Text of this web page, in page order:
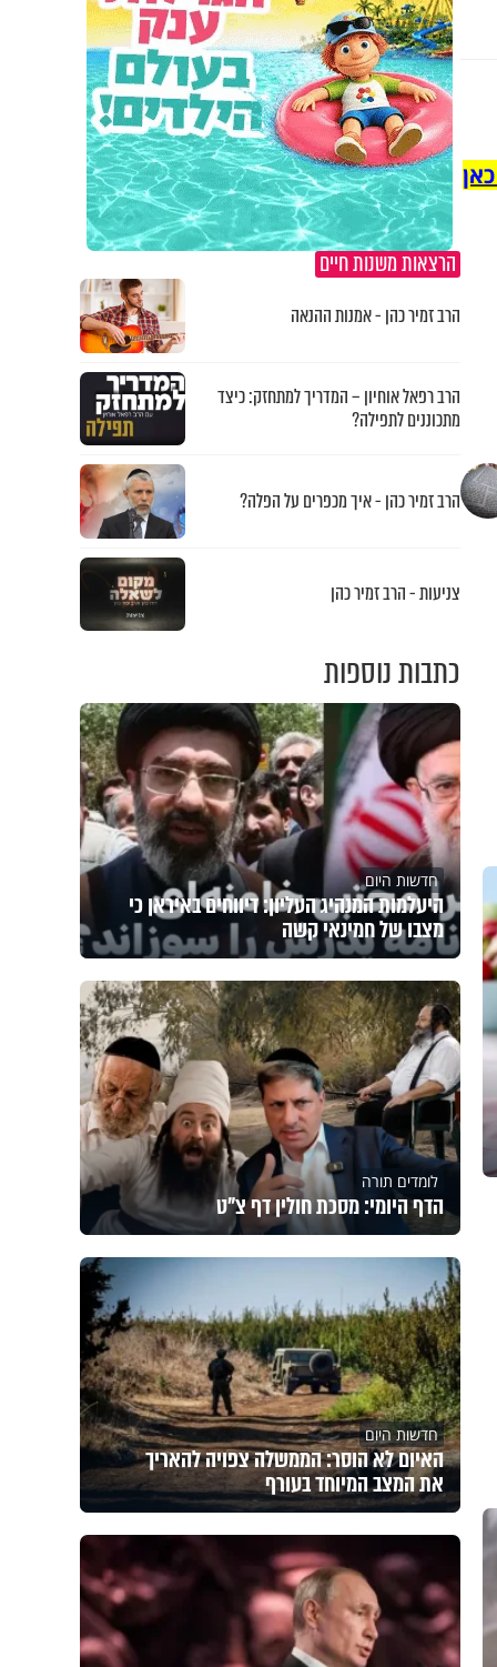
הרצאות משנות חיים
הרב זמיר כהן - אמנות ההנאה
הרב רפאל אוחיון – המדריך למתחזק: כיצד
מתכוננים לתפילה?
הרב זמיר כהן - איך מכפרים על הפלה?
צניעות - הרב זמיר כהן
כתבות נוספות
חדשות היום
היעלמות המנהיג העליון: דיווחים באיראן כי
מצבו של חמינאי קשה
לומדים תורה
הדף היומי: מסכת חולין דף צ"ט
חדשות היום
האיום לא הוסר: הממשלה צפויה להאריך
את המצב המיוחד בעורף